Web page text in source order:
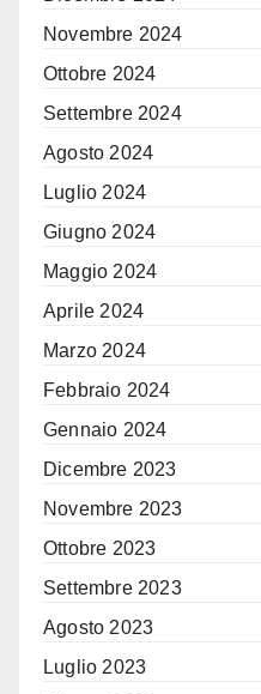
Novembre 2024
Ottobre 2024
Settembre 2024
Agosto 2024
Luglio 2024
Giugno 2024
Maggio 2024
Aprile 2024
Marzo 2024
Febbraio 2024
Gennaio 2024
Dicembre 2023
Novembre 2023
Ottobre 2023
Settembre 2023
Agosto 2023
Luglio 2023